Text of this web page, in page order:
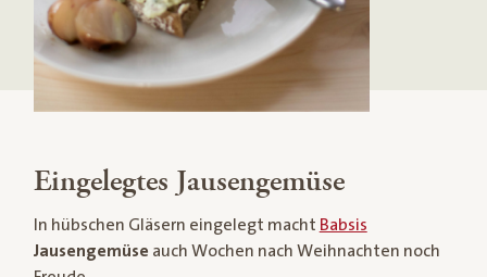
Eingelegtes Jausengemüse
In hübschen Gläsern eingelegt macht Babsis
Jausengemüse auch Wochen nach Weihnachten noch